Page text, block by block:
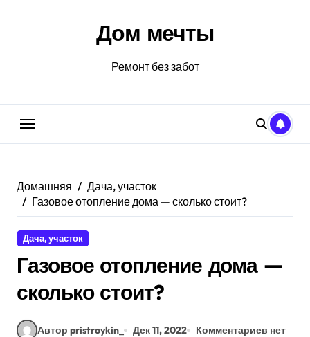
Дом мечты
Ремонт без забот
Домашняя
Дача, участок
Газовое отопление дома — сколько стоит?
Дача, участок
Газовое отопление дома —
сколько стоит?
Автор pristroykin_ Дек 11, 2022 Комментариев нет